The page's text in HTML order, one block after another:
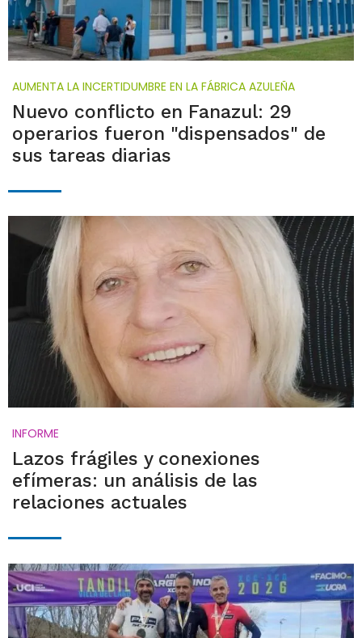
AUMENTA LA INCERTIDUMBRE EN LA FÁBRICA AZULEÑA
Nuevo conflicto en Fanazul: 29
operarios fueron "dispensados" de
sus tareas diarias
INFORME
Lazos frágiles y conexiones
efímeras: un análisis de las
relaciones actuales